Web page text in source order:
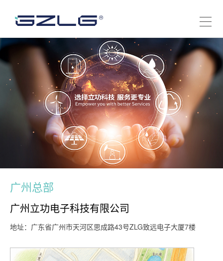
广州总部
广州立功电子科技有限公司
地址：广东省广州市天河区思成路43号ZLG致远电子大厦7楼